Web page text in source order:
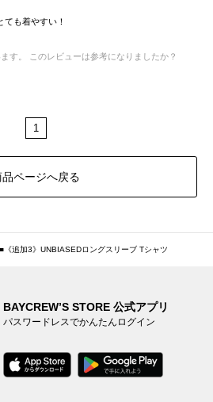
も着やすい！
す。
このレビューは参考になりましたか？
1
品ページへ戻る
■《追加3》UNBIASEDロングスリーブ Tシャツ
BAYCREW’S STORE 公式アプリ
パスワードレスでかんたんログイン